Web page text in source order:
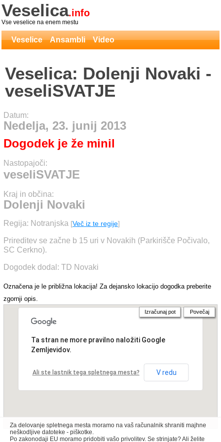
Veselica.info
Vse veselice na enem mestu
Veselice Ansambli Video
Veselica: Dolenji Novaki -
veseliSVATJE
Datum:
Nedelja, 23. junij 2013
Dogodek je že minil
Nastopajoči:
veseliSVATJE
Kraj in občina:
Dolenji Novaki
Regija: Notranjska [Več iz te regije]
Prireditev se začne b 15 uri v Novakih (Parkirišče Počivalo,
SC Cerkno).
Dogodek dodal: TD Novaki
Označena je le približna lokacija! Za dejansko lokacijo dogodka preberite
zgornji opis.
Ta stran ne more pravilno naložiti Google
Zemljevidov.
Ali ste lastnik tega spletnega mesta? V redu
Izračunaj pot Povečaj
Za delovanje spletnega mesta moramo na vaš računalnik shraniti majhne
neškodljive datoteke - piškotke.
Po zakonodaji EU moramo pridobiti vašo privolitev. Se strinjate? Ali želite